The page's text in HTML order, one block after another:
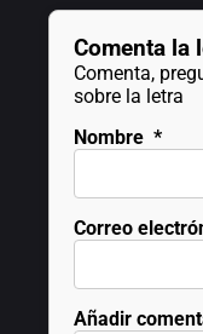
Comenta la
Comenta,
sobre la letra
Nombre *
Correo
Añadir